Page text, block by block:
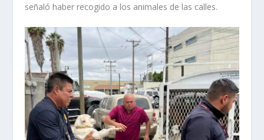
señaló haber recogido a los animales de las calles.